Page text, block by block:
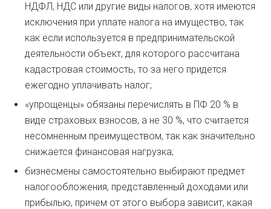
НДФЛ, НДС или другие виды налогов, хотя имеются
исключения при уплате налога на имущество, так
как если используется в предпринимательской
деятельности объект, для которого рассчитана
кадастровая стоимость, то за него придется
ежегодно уплачивать налог;
«упрощенцы» обязаны перечислять в ПФ 20 % в
виде страховых взносов, а не 30 %, что считается
несомненным преимуществом, так как значительно
снижается финансовая нагрузка;
бизнесмены самостоятельно выбирают предмет
налогообложения, представленный доходами или
прибылью, причем от этого выбора зависит, какая